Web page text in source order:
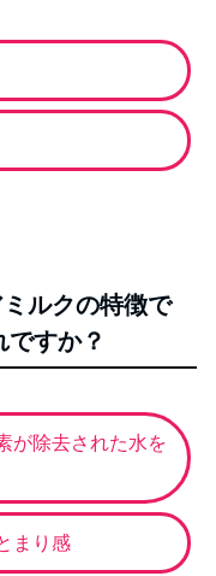
ルクの特徴で
すか？
が除去された水を
まり感